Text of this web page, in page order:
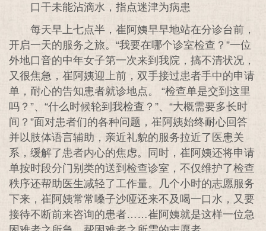
口干未能沾滴水，指点迷津为病患
每天早上七点半，崔阿姨早早地站在分诊台前，
开启一天的服务之旅。“我要在哪个诊室检查？”一位
外地口音的中年女子第一次来到我院，搞不清状况，
又很焦急，崔阿姨迎上前，双手接过患者手中的申请
单，耐心的告知患者就诊地点。 “检查单是交到这里
吗？”、“什么时候轮到我检查？”、“大概需要多长时
间？”面对患者们的各种问题，崔阿姨始终耐心回答
并以肢体语言辅助，亲近礼貌的服务拉近了医患关
系，缓解了患者内心的焦虑。同时，崔阿姨还将申请
单按时段分门别类的送到检查诊室，不仅维护了检查
秩序还帮助医生减轻了工作量。几个小时的志愿服务
下来，崔阿姨常常嗓子沙哑还来不及喝一口水，又要
接待不断前来咨询的患者……崔阿姨就是这样一位急